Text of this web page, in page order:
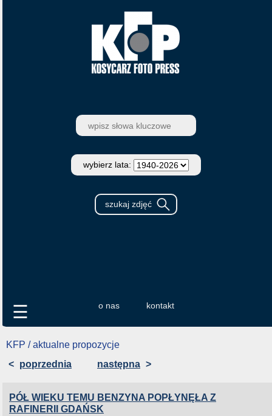
wybierz lata:
o nas kontakt
☰
KFP / aktualne propozycje
< poprzednia następna >
PÓŁ WIEKU TEMU BENZYNA POPŁYNĘŁA Z
RAFINERII GDAŃSK